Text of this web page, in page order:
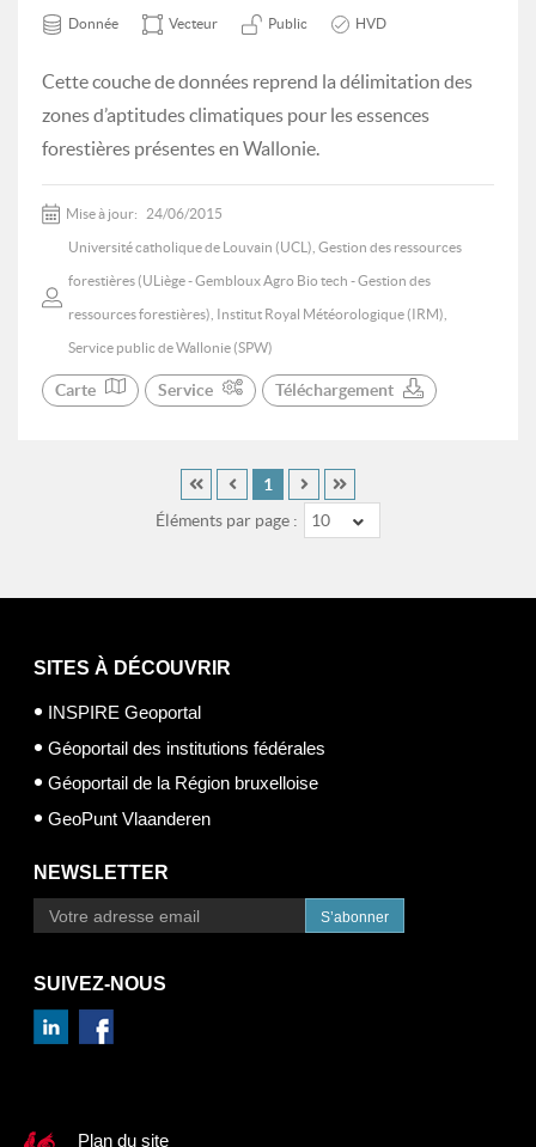
Donnée Vecteur Public HVD
Cette couche de données reprend la délimitation des
zones d’aptitudes climatiques pour les essences
forestières présentes en Wallonie.
Mise à jour: 24/06/2015
Université catholique de Louvain (UCL), Gestion des ressources
forestières (ULiège - Gembloux Agro Bio tech - Gestion des
ressources forestières), Institut Royal Météorologique (IRM),
Service public de Wallonie (SPW)
Carte Service Téléchargement
Éléments par page : 10
1
SITES À DÉCOUVRIR
INSPIRE Geoportal
Géoportail des institutions fédérales
Géoportail de la Région bruxelloise
GeoPunt Vlaanderen
NEWSLETTER
S’abonner
SUIVEZ-NOUS
Plan du site